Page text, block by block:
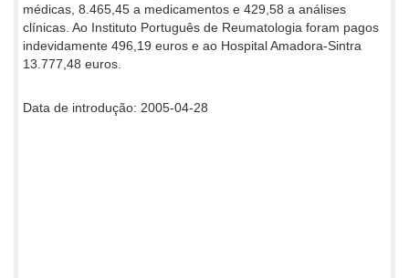
médicas, 8.465,45 a medicamentos e 429,58 a análises
clínicas. Ao Instituto Português de Reumatologia foram pagos
indevidamente 496,19 euros e ao Hospital Amadora-Sintra
13.777,48 euros.
Data de introdução: 2005-04-28